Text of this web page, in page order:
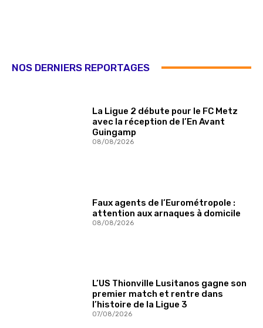
NOS DERNIERS REPORTAGES
La Ligue 2 débute pour le FC Metz
avec la réception de l’En Avant
Guingamp
08/08/2026
Faux agents de l’Eurométropole :
attention aux arnaques à domicile
08/08/2026
L’US Thionville Lusitanos gagne son
premier match et rentre dans
l’histoire de la Ligue 3
07/08/2026